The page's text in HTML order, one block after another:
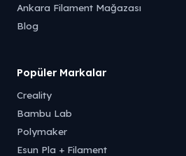
Ankara Filament Mağazası
Blog
Popüler Markalar
Creality
Bambu Lab
Polymaker
Esun Pla + Filament